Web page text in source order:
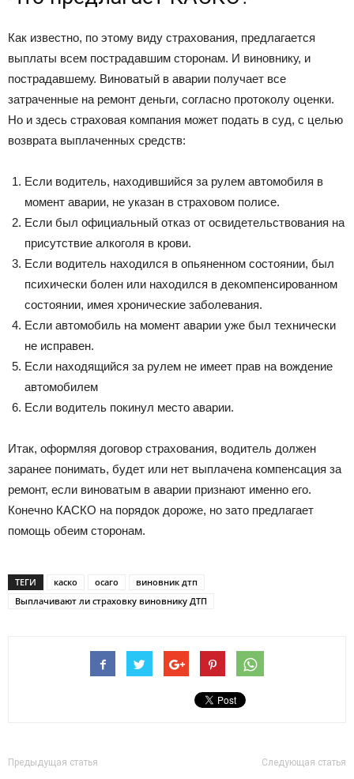
Как известно, по этому виду страхования, предлагается
выплаты всем пострадавшим сторонам. И виновнику, и
пострадавшему. Виноватый в аварии получает все
затраченные на ремонт деньги, согласно протоколу оценки.
Но и здесь страховая компания может подать в суд, с целью
возврата выплаченных средств:
Если водитель, находившийся за рулем автомобиля в
момент аварии, не указан в страховом полисе.
Если был официальный отказ от освидетельствования на
присутствие алкоголя в крови.
Если водитель находился в опьяненном состоянии, был
психически болен или находился в декомпенсированном
состоянии, имея хронические заболевания.
Если автомобиль на момент аварии уже был технически
не исправен.
Если находящийся за рулем не имеет прав на вождение
автомобилем
Если водитель покинул место аварии.
Итак, оформляя договор страхования, водитель должен
заранее понимать, будет или нет выплачена компенсация за
ремонт, если виноватым в аварии признают именно его.
Конечно КАСКО на порядок дороже, но зато предлагает
помощь обеим сторонам.
ТЕГИ каско осаго
виновник дтп
Выплачивают ли страховку виновнику ДТП
Предыдущая статья Следующая статья